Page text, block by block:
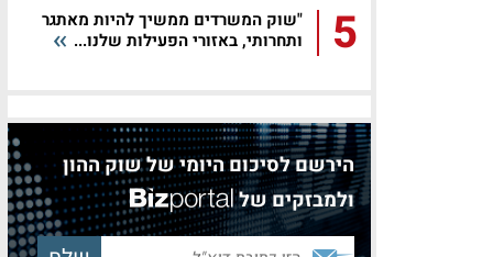
5
"שוק המשרדים ממשיך להיות מאתגר
ותחרותי, באזורי הפעילות שלנו...
הירשם לסיכום היומי של שוק ההון
ולמבזקים של